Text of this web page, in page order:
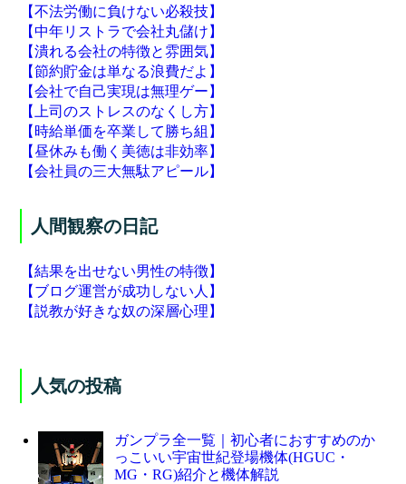
【不法労働に負けない必殺技】
【中年リストラで会社丸儲け】
【潰れる会社の特徴と雰囲気】
【節約貯金は単なる浪費だよ】
【会社で自己実現は無理ゲー】
【上司のストレスのなくし方】
【時給単価を卒業して勝ち組】
【昼休みも働く美徳は非効率】
【会社員の三大無駄アピール】
人間観察の日記
【結果を出せない男性の特徴】
【ブログ運営が成功しない人】
【説教が好きな奴の深層心理】
人気の投稿
ガンプラ全一覧｜初心者におすすめのか
っこいい宇宙世紀登場機体(HGUC・
MG・RG)紹介と機体解説